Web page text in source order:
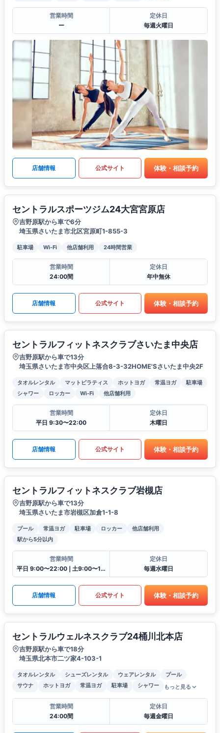
営業時間
ー
定休日
毎週火曜日
店舗情報 公式サイト 体験・相談予約
セントラルスポーツジム24大宮宮原店
吉野原駅から車で6分
埼玉県さいたま市北区宮原町1-855-3
駐車場 Wi-Fi 他店舗利用 24時間営業
営業時間
24:00間
定休日
年中無休
店舗情報 公式サイト 体験・相談予約
セントラルフィットネスクラブさいたま中央店
吉野原駅から車で13分
埼玉県さいたま市中央区上落合8-3-32HOME'Sさいたま中央2F
タオルレンタル マットピラティス ホットヨガ 常温ヨガ
駐車場
シャワー
ロッカー Wi-Fi 他店舗利用
営業時間
平日 9:30〜22:00
定休日
木曜日
店舗情報 公式サイト 体験・相談予約
セントラルフィットネスクラブ岩槻店
吉野原駅から車で13分
埼玉県さいたま市岩槻区加倉1-1-8
プール 常温ヨガ 駐車場 ロッカー
他店舗利用
駅から5分以内
営業時間
平日 9:00〜22:00❘土9:00〜19:00❘日9:00〜17:00❘祝9:00〜16:30
定休日
毎週水曜日
店舗情報 公式サイト 体験・相談予約
セントラルウェルネスクラブ24桶川北本店
吉野原駅から車で18分
埼玉県北本市二ツ家4-103-1
タオルレンタル シューズレンタル ウェアレンタル
プール
サウナ
ホットヨガ 常温ヨガ 駐車場 シャワー もっと見る
営業時間
24:00間
定休日
毎週金曜日